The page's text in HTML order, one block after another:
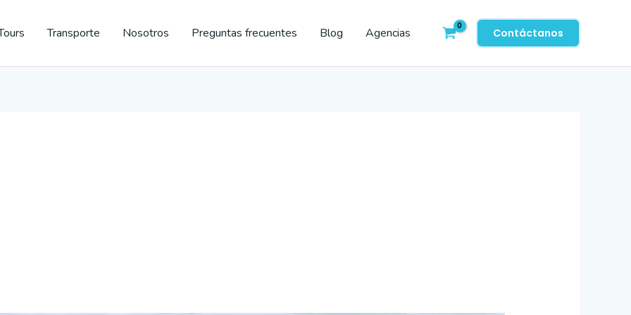
Transporte Nosotros Preguntas frecuentes Blog Agencias Contáctanos